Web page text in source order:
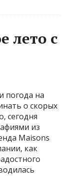
лето с
погода на
о скорых
сегодня
из
Maisons
как